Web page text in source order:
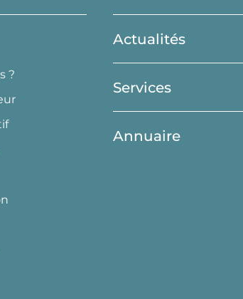
?
Actualités
Services
Annuaire